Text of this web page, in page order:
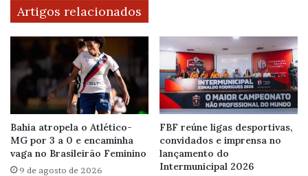
Artigos relacionados
Bahia atropela o Atlético-
MG por 3 a 0 e encaminha
vaga no Brasileirão Feminino
9 de agosto de 2026
FBF reúne ligas desportivas,
convidados e imprensa no
lançamento do
Intermunicipal 2026